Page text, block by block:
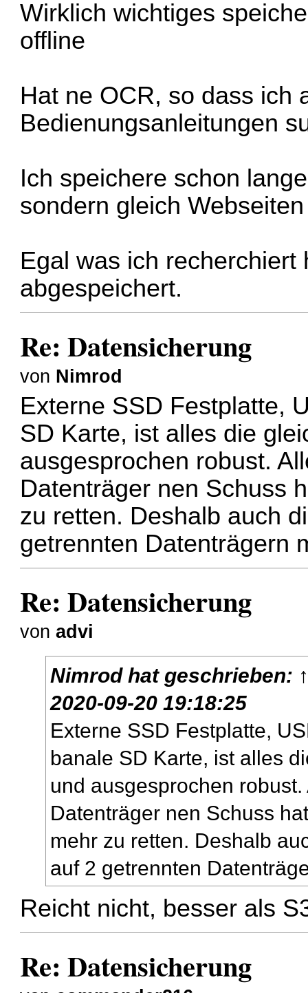
Wirklich wichtiges
offline
Hat ne OCR, so dass ich
Bedienungsanleitungen
Ich speichere schon
sondern gleich
Egal was ich
abgespeichert.
Re: Datensicherung
von Nimrod
Externe SSD Festplatte,
SD Karte, ist alles die
ausgesprochen robust.
Datenträger nen Schuss
zu retten. Deshalb auch
getrennten Datenträgern
Re: Datensicherung
vonadvi
Nimrodhat geschrieben:
2020-09-20 19:18:25
Externe SSD Festplatte,
banale SD Karte, ist alles
und ausgesprochen
Datenträger nen Schuss
mehr zu retten. Deshalb
auf 2 getrennten
Reicht nicht, besser als
Re: Datensicherung